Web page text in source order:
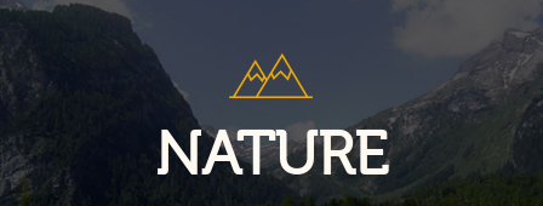
NATURE